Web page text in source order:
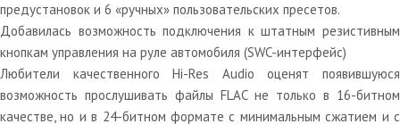
предустановок и 6 «ручных» пользовательских пресетов.
Добавилась возможность подключения к штатным резистивным
кнопкам управления на руле автомобиля (SWC-интерфейс)
Любители качественного Hi-Res Audio оценят появившуюся
возможность прослушивать файлы FLAC не только в 16-битном
качестве, но и в 24-битном формате с минимальным сжатием и с